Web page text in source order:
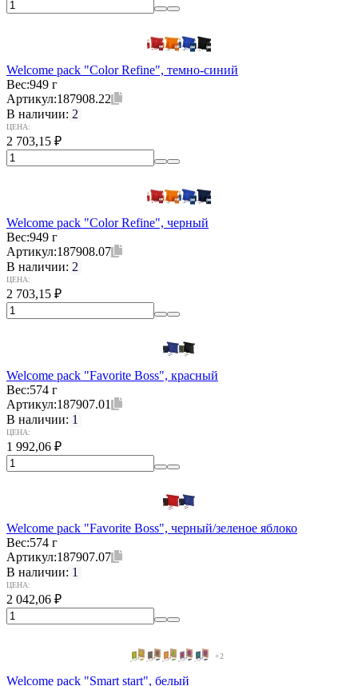
Welcome pack "Color Refine", темно-синий
Вес:949 г
Артикул:187908.22
В наличии: 2
ЦЕНА:
2 703,15 ₽
Welcome pack "Color Refine", черный
Вес:949 г
Артикул:187908.07
В наличии: 2
ЦЕНА:
2 703,15 ₽
Welcome pack "Favorite Boss", красный
Вес:574 г
Артикул:187907.01
В наличии: 1
ЦЕНА:
1 992,06 ₽
Welcome pack "Favorite Boss", черный/зеленое яблоко
Вес:574 г
Артикул:187907.07
В наличии: 1
ЦЕНА:
2 042,06 ₽
+2
Welcome pack "Smart start", белый